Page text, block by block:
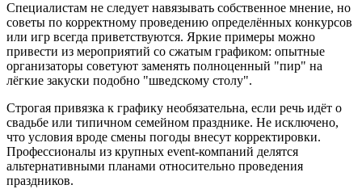
Специалистам не следует навязывать собственное мнение, но
советы по корректному проведению определённых конкурсов
или игр всегда приветствуются. Яркие примеры можно
привести из мероприятий со сжатым графиком: опытные
организаторы советуют заменять полноценный "пир" на
лёгкие закуски подобно "шведскому столу".
Строгая привязка к графику необязательна, если речь идёт о
свадьбе или типичном семейном празднике. Не исключено,
что условия вроде смены погоды внесут корректировки.
Профессионалы из крупных event-компаний делятся
альтернативными планами относительно проведения
праздников.